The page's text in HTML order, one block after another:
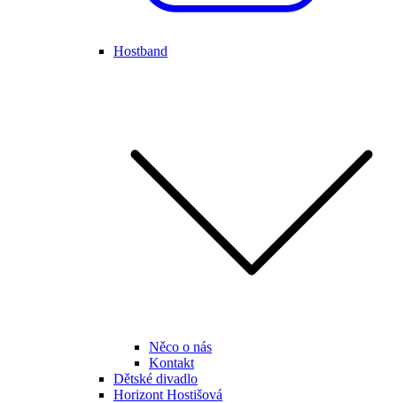
Hostband
Něco o nás
Kontakt
Dětské divadlo
Horizont Hostišová